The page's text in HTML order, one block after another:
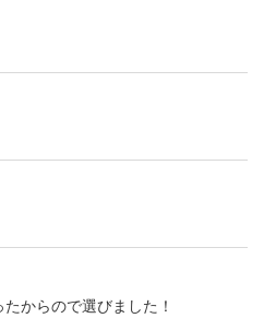
からので選びました！